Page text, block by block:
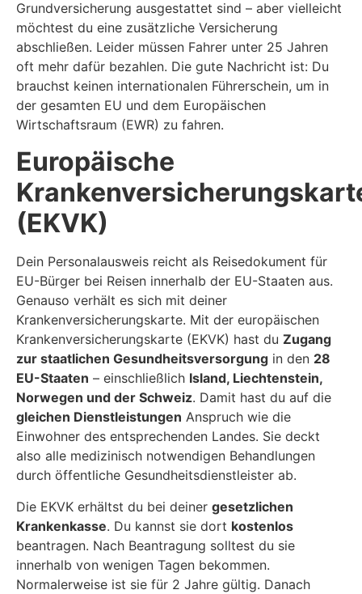
Grundversicherung ausgestattet sind – aber vielleicht
möchtest du eine zusätzliche Versicherung
abschließen. Leider müssen Fahrer unter 25 Jahren
oft mehr dafür bezahlen. Die gute Nachricht ist: Du
brauchst keinen internationalen Führerschein, um in
der gesamten EU und dem Europäischen
Wirtschaftsraum (EWR) zu fahren.
Europäische
(EKVK)
Dein Personalausweis reicht als Reisedokument für
EU-Bürger bei Reisen innerhalb der EU-Staaten aus.
Genauso verhält es sich mit deiner
Krankenversicherungskarte. Mit der europäischen
Krankenversicherungskarte (EKVK) hast du Zugang
zur staatlichen Gesundheitsversorgung in den 28
EU-Staaten – einschließlich Island, Liechtenstein,
Norwegen und der Schweiz. Damit hast du auf die
gleichen Dienstleistungen Anspruch wie die
Einwohner des entsprechenden Landes. Sie deckt
also alle medizinisch notwendigen Behandlungen
durch öffentliche Gesundheitsdienstleister ab.
Die EKVK erhältst du bei deiner gesetzlichen
Krankenkasse. Du kannst sie dort kostenlos
beantragen. Nach Beantragung solltest du sie
innerhalb von wenigen Tagen bekommen.
Normalerweise ist sie für 2 Jahre gültig. Danach